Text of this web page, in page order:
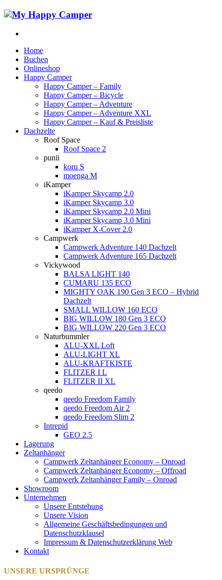
Home
Buchen
Onlineshop
Happy Camper
Happy Camper – Family
Happy Camper – Bicycle
Happy Camper – Adventure
Happy Camper – Adventure XXL
Happy Camper – Kauf & Preisliste
Dachzelte
Roof Space
Roof Space 2
punii
koru S
moenga M
iKamper
iKamper Skycamp 2.0
iKamper Skycamp 3.0
iKamper Skycamp 2.0 Mini
iKamper Skycamp 3.0 Mini
iKamper X-Cover 2.0
Campwerk
Campwerk Adventure 140 Dachzelt
Campwerk Adventure 165 Dachzelt
Vickywood
BALSA LIGHT 140
CUMARU 135 ECO
MIGHTY OAK 190 Gen 3 ECO – Hybrid
Dachzelt
SMALL WILLOW 160 ECO
BIG WILLOW 180 Gen 3 ECO
BIG WILLOW 220 Gen 3 ECO
Naturbummler
ALU-XXL Loft
ALU-LIGHT XL
ALU-KRAFTKISTE
FLITZER I L
FLITZER II XL
qeedo
qeedo Freedom Family
qeedo Freedom Air 2
qeedo Freedom Slim 2
Intrepid
GEO 2.5
Lagerung
Zeltanhänger
Campwerk Zeltanhänger Economy – Onroad
Campwerk Zeltanhänger Economy – Offroad
Campwerk Zeltanhänger Family – Onroad
Showroom
Unternehmen
Unsere Entstehung
Unsere Vision
Allgemeine Geschäftsbedingungen und
Datenschutzklausel
Impressum & Datenschutzerklärung Web
Kontakt
UNSERE URSPRÜNGE